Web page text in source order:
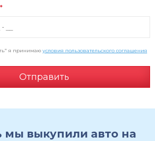
*
Отправить
я принимаю условия пользовательского соглашения
мы выкупили авто на